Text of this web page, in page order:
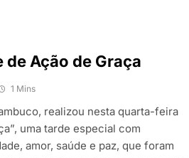
de Ação de Graça
1 Mins
realizou nesta quarta-feira
uma tarde especial com
amor, saúde e paz, que foram